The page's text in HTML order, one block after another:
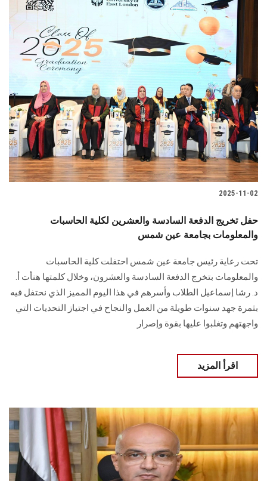
2025-11-02
حفل تخريج الدفعة السادسة والعشرين لكلية الحاسبات
والمعلومات بجامعة عين شمس
تحت رعاية رئيس جامعة عين شمس احتفلت كلية الحاسبات
والمعلومات بتخرج الدفعة السادسة والعشرون، وخلال كلمتها هنأت أ.
د. رشا إسماعيل الطلاب وأسرهم في هذا اليوم المميز الذي نحتفل فيه
بثمرة جهد سنوات طويلة من العمل والنجاح في اجتياز التحديات التي
واجهتهم وتغلبوا عليها بقوة وإصرار
اقرأ المزيد